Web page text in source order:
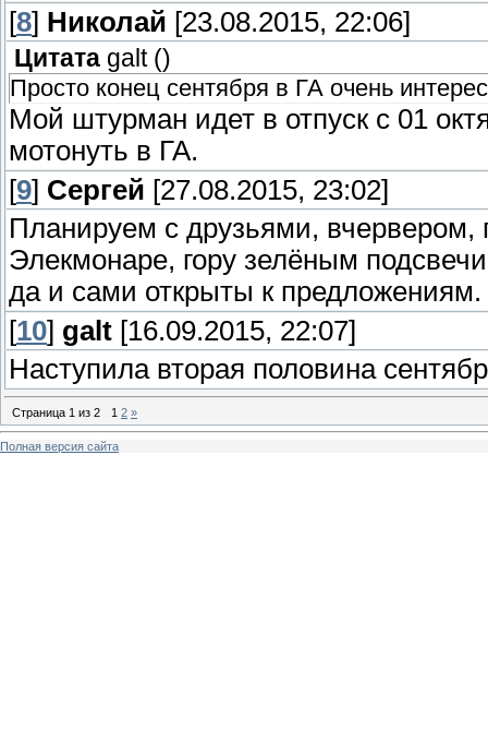
[8] Николай [23.08.2015, 22:06]
Цитата galt()
Просто конец сентября в ГА очень
Мой штурман идет в отпуск с 01
мотонуть в ГА.
[9] Сергей [27.08.2015, 23:02]
Планируем с друзьями, вчервером,
Элекмонаре, гору зелёным
да и сами открыты к предложениям.
[10] galt [16.09.2015, 22:07]
Наступила вторая половина
Страница 1 из 2 1 2 »
Полная версия сайта